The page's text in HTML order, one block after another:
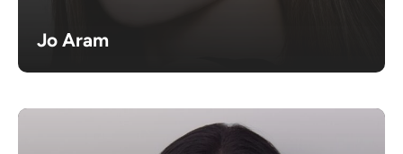
Jo Aram